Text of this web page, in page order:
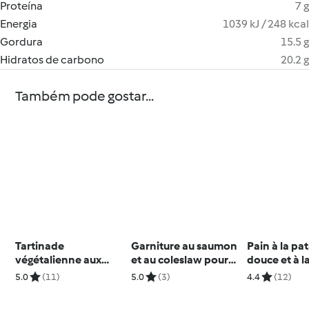
Proteína
7 g
Energia
1039 kJ / 248 kcal
Gordura
15.5 g
Hidratos de carbono
20.2 g
Também pode gostar...
Tartinade
végétalienne aux
poivrons grillés et
5.0 (11)
Garniture au saumon
et au coleslaw pour
sandwiches
5.0 (3)
Pain à la
douce et à
4.4 (12)